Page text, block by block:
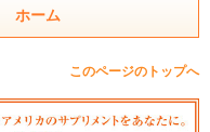
ホーム
このページのトップへ